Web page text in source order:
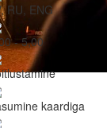
RU, ENG
- 5,00
kaardiga